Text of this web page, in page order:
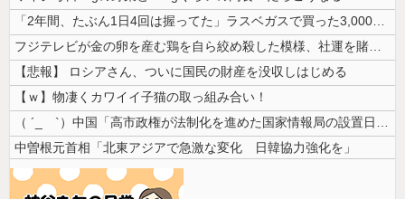
「2年間、たぶん1日4回は握ってた」ラスベガスで買った3,000円のキ...
フジテレビが金の卵を産む鶏を自ら絞め殺した模様、社運を賭けたドル箱コン...
【悲報】 ロシアさん、ついに国民の財産を没収しはじめる
【ｗ】物凄くカワイイ子猫の取っ組み合い！
（ ´_ゝ`）中国「高市政権が法制化を進めた国家情報局の設置日が7月3...
中曽根元首相「北東アジアで急激な変化 日韓協力強化を」